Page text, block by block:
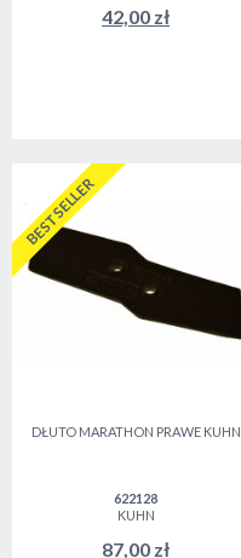
42,00 zł
BESTSELLER
DŁUTO MARATHON PRAWE KUHN
622128
KUHN
87,00 zł